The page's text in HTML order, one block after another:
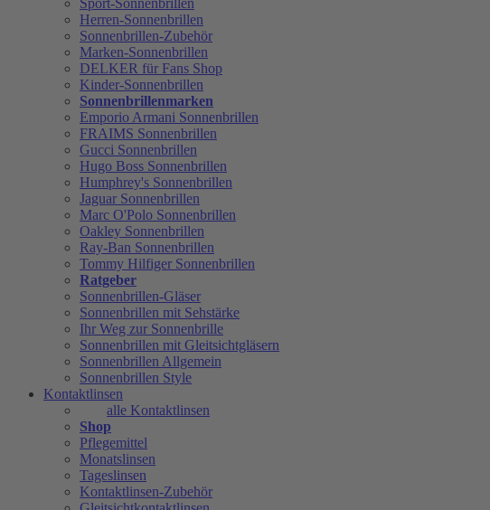
Sport-Sonnenbrillen
Herren-Sonnenbrillen
Sonnenbrillen-Zubehör
Marken-Sonnenbrillen
DELKER für Fans Shop
Kinder-Sonnenbrillen
Sonnenbrillenmarken
Emporio Armani Sonnenbrillen
FRAIMS Sonnenbrillen
Gucci Sonnenbrillen
Hugo Boss Sonnenbrillen
Humphrey's Sonnenbrillen
Jaguar Sonnenbrillen
Marc O'Polo Sonnenbrillen
Oakley Sonnenbrillen
Ray-Ban Sonnenbrillen
Tommy Hilfiger Sonnenbrillen
Ratgeber
Sonnenbrillen-Gläser
Sonnenbrillen mit Sehstärke
Ihr Weg zur Sonnenbrille
Sonnenbrillen mit Gleitsichtgläsern
Sonnenbrillen Allgemein
Sonnenbrillen Style
Kontaktlinsen
alle Kontaktlinsen
Shop
Pflegemittel
Monatslinsen
Tageslinsen
Kontaktlinsen-Zubehör